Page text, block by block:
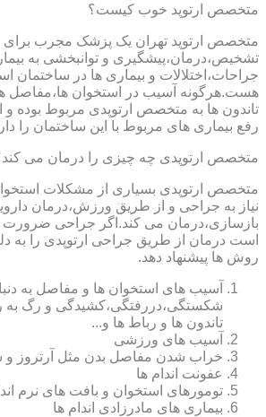
متخصص ارتوپد خوب کیست؟
متخصص ارتوپد تهران یک پزشک مجرب برای
تشخیص،درمان،پیشگیری و توانبخشی به
جراحات،اختلالات و بیماری ها در ساختمان
هست.هرگونه آسیب در استخوان ها،مفاصل
تاندون ها به متخصص ارتوپدی مربوط بوده و
رفع بیماری های مربوط با این ساختمان را
متخصص ارتوپدی چه چیزی را درمان می
متخصص ارتوپدی بسیاری از مشکلات
نیاز به جراحی و از طریق ورزش،درمان
بازسازی،درمان می کند.اگر جراحی ضرورت
است درمان از طریق جراحی ارتوپدی را به
روش ها پیشنهاد دهد.
آسیب های استخوان ها و مفاصل به
شکستگی،دررفتگی،کشیدگی و رگ به
تاندون ها و رباط ها و...
آسیب های ورزشی
خراب شدن مفاصل بدن مثل آرتروز و
عفونت اندام ها
تومورهای استخوان و بافت های نرم
بیماری های مادرزادی اندام ها